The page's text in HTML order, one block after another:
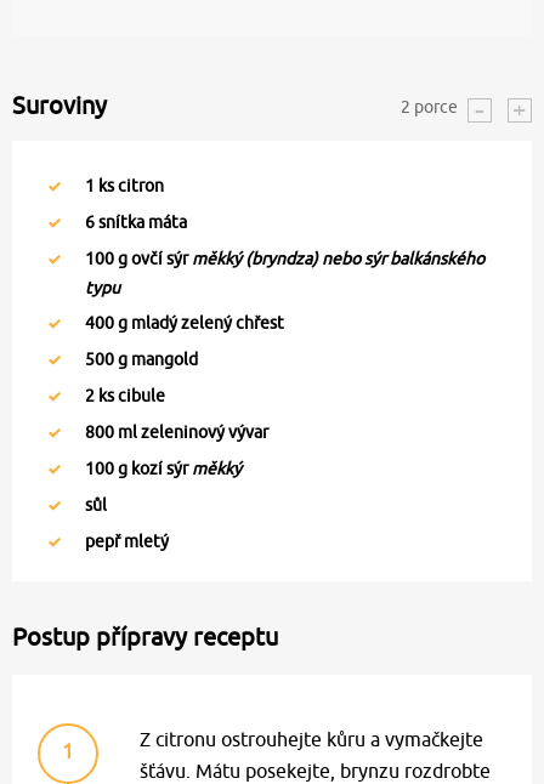
Suroviny 2 porce
1 ks citron
6snítka máta
100g ovčí sýrměkký (bryndza) nebo sýr balkánského
typu
400g mladý zelený chřest
500g mangold
2 ks cibule
800 ml zeleninový vývar
100g kozí sýrměkký
sůl
pepř mletý
Postup přípravy receptu
1
Z citronu ostrouhejte kůru a vymačkejte
šťávu. Mátu posekejte, brynzu rozdrobte